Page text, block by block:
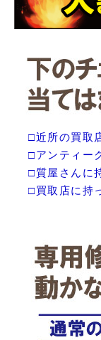
□近所の買取
□アンティー
□質屋さんに
□買取店に持